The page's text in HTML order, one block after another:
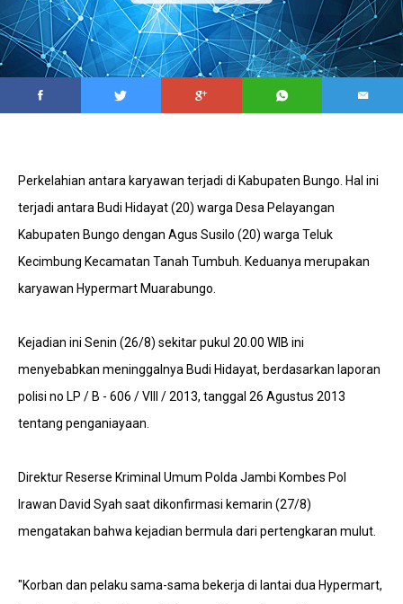
Perkelahian antara karyawan terjadi di Kabupaten Bungo. Hal ini
terjadi antara Budi Hidayat (20) warga Desa Pelayangan
Kabupaten Bungo dengan Agus Susilo (20) warga Teluk
Kecimbung Kecamatan Tanah Tumbuh. Keduanya merupakan
karyawan Hypermart Muarabungo.
Kejadian ini Senin (26/8) sekitar pukul 20.00 WIB ini
menyebabkan meninggalnya Budi Hidayat, berdasarkan laporan
polisi no LP / B - 606 / VIII / 2013, tanggal 26 Agustus 2013
tentang penganiayaan.
Direktur Reserse Kriminal Umum Polda Jambi Kombes Pol
Irawan David Syah saat dikonfirmasi kemarin (27/8)
mengatakan bahwa kejadian bermula dari pertengkaran mulut.
"Korban dan pelaku sama-sama bekerja di lantai dua Hypermart,